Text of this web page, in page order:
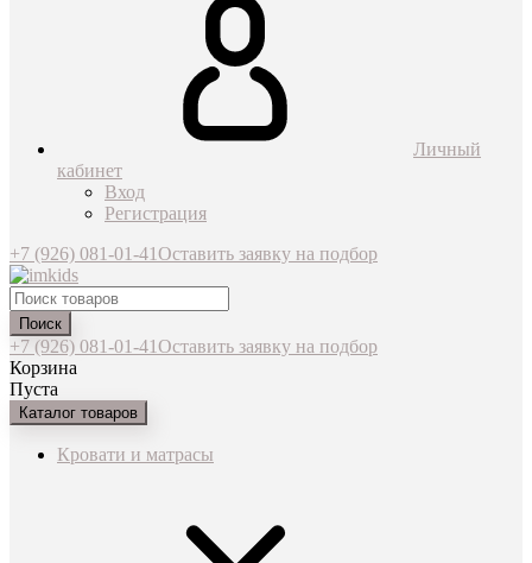
Личный
кабинет
Вход
Регистрация
+7 (926) 081-01-41Оставить заявку на подбор
Поиск
+7 (926) 081-01-41Оставить заявку на подбор
Корзина
Пуста
Каталог товаров
Кровати и матрасы